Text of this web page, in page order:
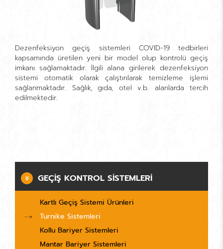
Dezenfeksiyon geçiş sistemleri COVID-19 tedbirleri
kapsamında üretilen yeni bir model olup kontrolü geçiş
imkanı sağlamaktadır. İlgili alana girilerek dezenfeksiyon
sistemi otomatik olarak çalıştırılarak temizleme işlemi
sağlanmaktadır. Sağlık, gıda, otel v.b. alanlarda tercih
edilmektedir.
GEÇIŞ KONTROL SISTEMLERI
Kartlı Geçiş Sistemi Ürünleri
Turnike Sistemleri
Kollu Bariyer Sistemleri
Mantar Bariyer Sistemleri